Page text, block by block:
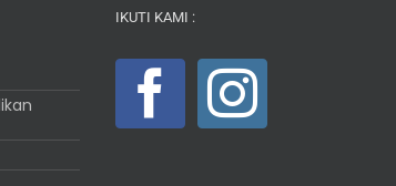
IKUTI KAMI :